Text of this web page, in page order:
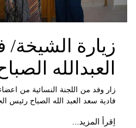
زيارة الشيخة/
العبدالله
زار وفد من اللجنة النسائية من
فادية سعد العبد الله الصباح رئيس
اِقرأ المزيد...